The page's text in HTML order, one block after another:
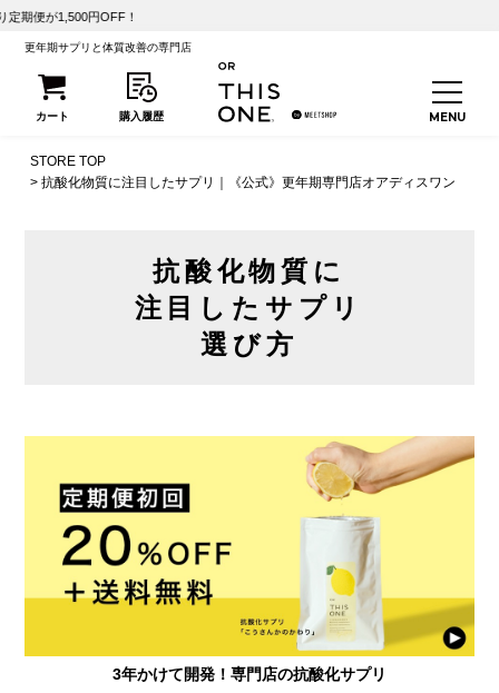
！
更年期サプリと体質改善の専門店
STORE TOP
抗酸化物質に注目したサプリ｜《公式》更年期専門店オアディスワン
抗酸化物質に
注目したサプリ
選び方
3年かけて開発！専門店の抗酸化サプリ